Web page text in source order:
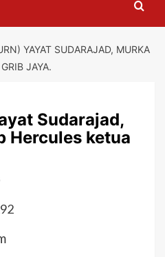
YAYAT SUDARAJAD, MURKA
JAYA.
Sudarajad,
Hercules ketua